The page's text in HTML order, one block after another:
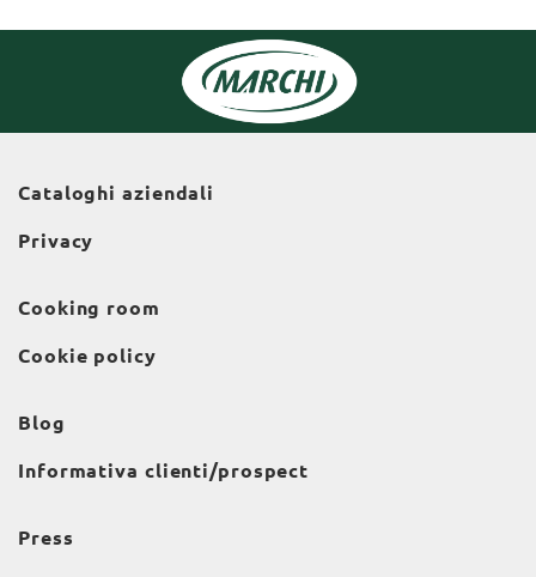
Cataloghi aziendali
Privacy
Cooking room
Cookie policy
Blog
Informativa clienti/prospect
Press